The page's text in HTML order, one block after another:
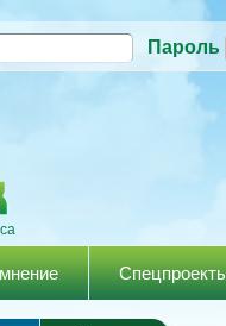
Пароль